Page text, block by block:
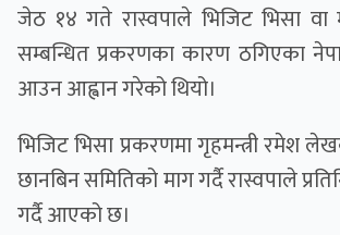
जेठ १४ गते रास्वपाले भिजिट भिसा
सम्बन्धित प्रकरणका कारण ठगिएका
आउन आह्वान गरेको थियो।
भिजिट भिसा प्रकरणमा गृहमन्त्री रमेश
छानबिन समितिको माग गर्दै रास्वपाले
गर्दै आएको छ।